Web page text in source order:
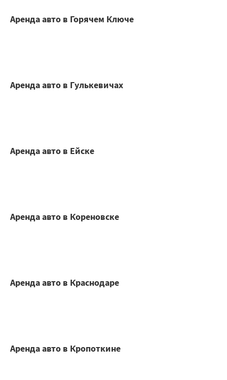
Аренда авто в Горячем Ключе
Аренда авто в Гулькевичах
Аренда авто в Ейске
Аренда авто в Кореновске
Аренда авто в Краснодаре
Аренда авто в Кропоткине